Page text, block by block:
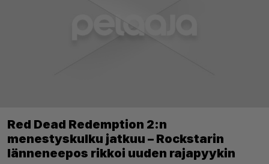
Red Dead Redemption 2:n
menestyskulku jatkuu – Rockstarin
länneneepos rikkoi uuden rajapyykin